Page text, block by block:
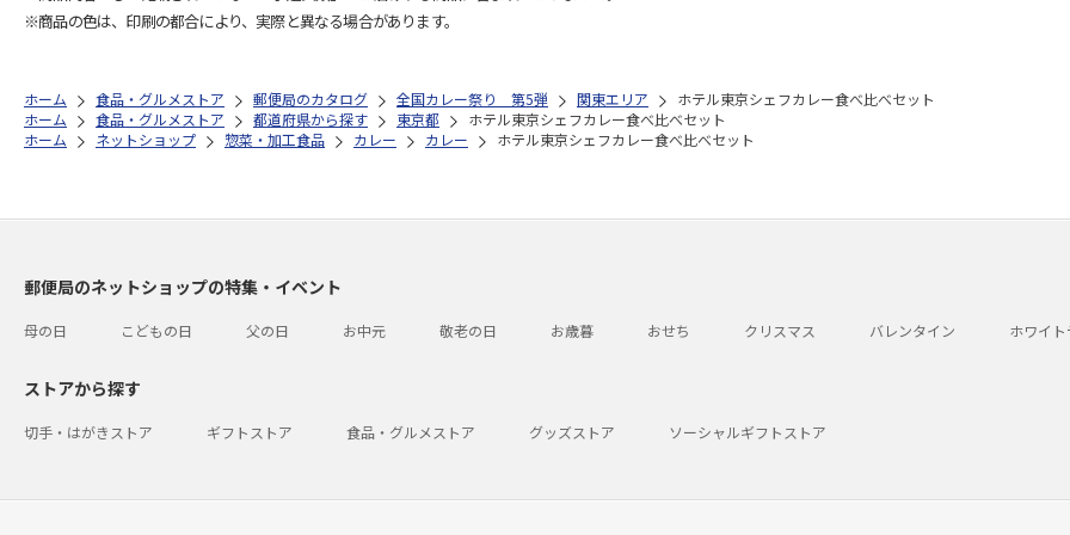
※商品の色は、印刷の都合により、実際と異なる場合があります。
ホーム 食品・グルメストア 郵便局のカタログ 全国カレー祭り 第5弾 関東エリア
ホテル東京シェフカレー食べ比べセット
ホーム
食品・グルメストア 都道府県から探す 東京都
ホテル東京シェフカレー食べ比べセット
ホーム
ネットショップ 惣菜・加工食品 カレー カレー ホテル東京シェフカレー食べ比べセット
郵便局のネットショップの特集・イベント
母の日 こどもの日 父の日 お中元 敬老の日 お歳暮 おせち クリスマス バレンタイン ホワイ
ストアから探す
切手・はがきストア ギフトストア 食品・グルメストア グッズストア ソーシャルギフトストア